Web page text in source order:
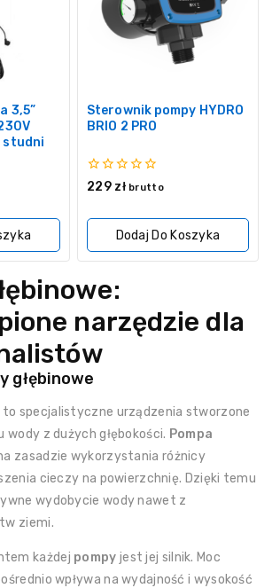
3,5”
studni
Sterownik pompy HYDRO
BRIO 2 PRO
0
229 zł brutto
Dodaj Do Koszyka
narzędzie dla
głębinowe
to specjalistyczne urządzenia stworzone
wody z dużych głębokości. Pompa
zasadzie wykorzystania różnicy
cieczy na powierzchnię. Dzięki temu
wydobycie wody nawet z
ziemi.
każdej pompy jest jej silnik. Moc
wpływa na wydajność i wysokość